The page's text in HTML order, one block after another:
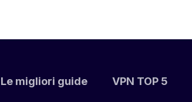
Le migliori guide VPN TOP 5